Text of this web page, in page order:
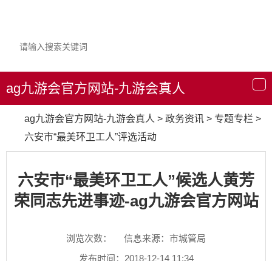
导
航
ag九游会官方网站-九游会真人
ag九游会官方网站-九游会真人 > 政务资讯 > 专题专栏 >
六安市“最美环卫工人”评选活动
六安市“最美环卫工人”候选人黄芳
荣同志先进事迹-ag九游会官方网站
浏览次数：
信息来源：市城管局
发布时间：2018-12-14 11:34